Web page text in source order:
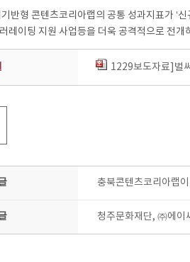
반형 콘텐츠코리아랩의 공통 성과지표가 ‘
레이팅 지원 사업등을 더욱 공격적으로 전
1229보도자료]벌
충북콘텐츠코리아랩
청주문화재단, ㈜에이